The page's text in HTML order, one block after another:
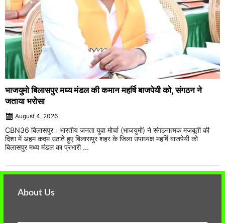
भाजयुमो बिलासपुर मध्य मंडल की कमान महर्षि बाजपेयी को, संगठन ने
जताया भरोसा
August 4, 2026
CBN36 बिलासपुर। भारतीय जनता युवा मोर्चा (भाजयुमो) ने संगठनात्मक मजबूती की
दिशा में अहम कदम उठाते हुए बिलासपुर शहर के जिला उपाध्यक्ष महर्षि बाजपेयी को
बिलासपुर मध्य मंडल का प्रभारी ...
About Us